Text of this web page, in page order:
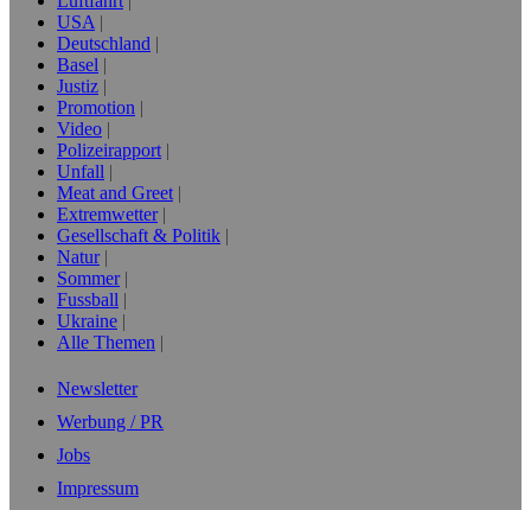
USA
Deutschland
Basel
Justiz
Promotion
Video
Polizeirapport
Unfall
Meat and Greet
Extremwetter
Gesellschaft & Politik
Natur
Sommer
Fussball
Ukraine
Alle Themen
Newsletter
Werbung / PR
Jobs
Impressum